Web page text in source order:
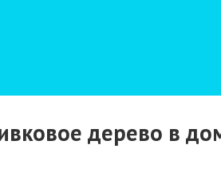
дерево в